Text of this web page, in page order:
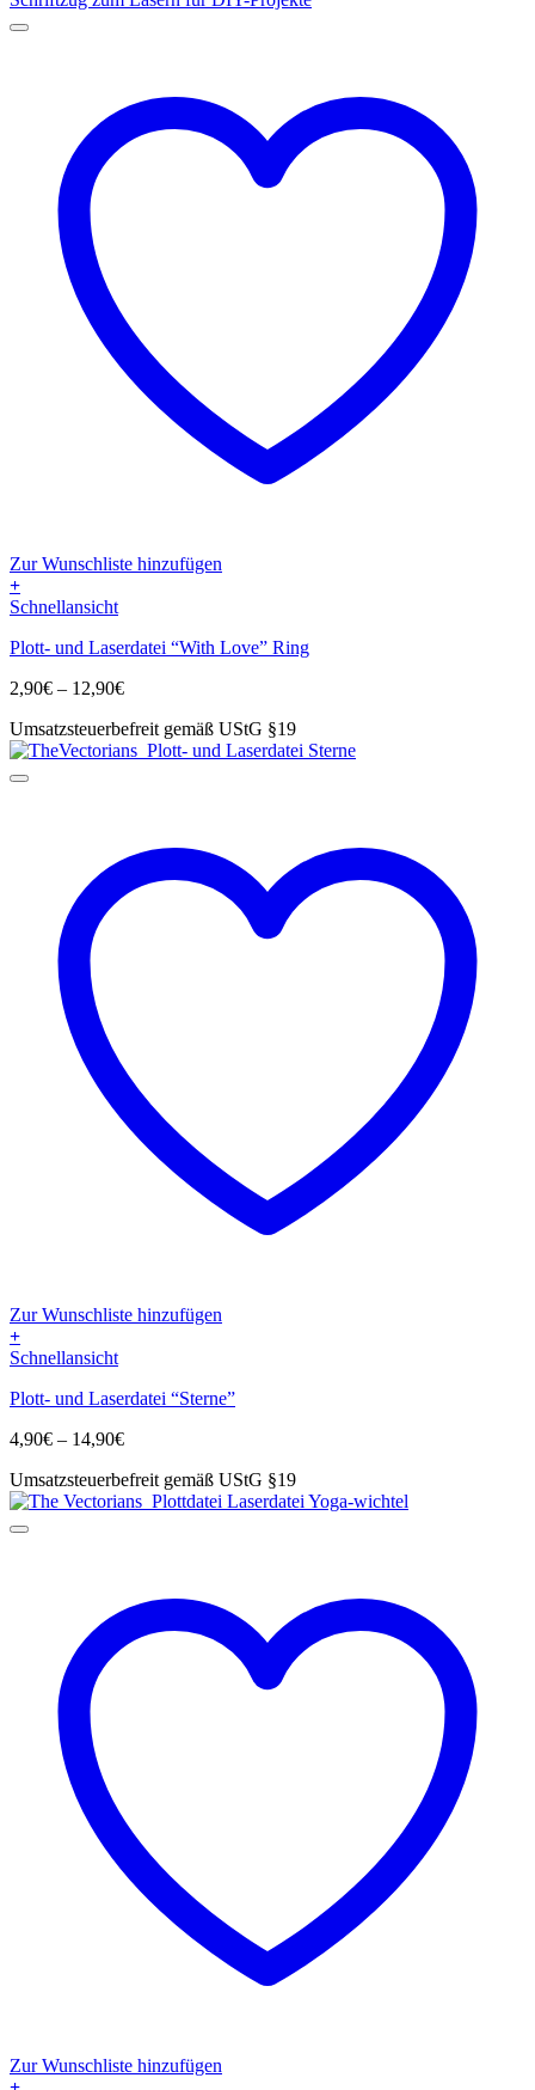
Zur Wunschliste hinzufügen
+
Dieses
weist
Varianten
Die
Optionen
können
Schnellansicht
Plott- und Laserdatei “With Love” Ring
2,90€ – 12,90€Preisspanne:
bis
12,90€
Umsatzsteuerbefreit gemäß UStG §19
Zur Wunschliste hinzufügen
+
Dieses
weist
Varianten
Die
Optionen
können
Schnellansicht
Plott- und Laserdatei “Sterne”
4,90€ – 14,90€Preisspanne:
bis
14,90€
Umsatzsteuerbefreit gemäß UStG §19
Zur Wunschliste hinzufügen